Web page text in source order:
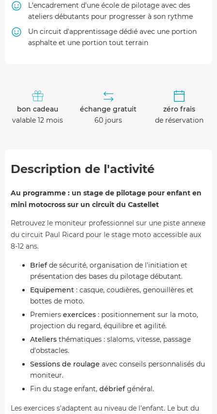
L'encadrement d'une école de pilotage avec des
ateliers débutants pour progresser à son rythme
Un circuit d'apprentissage dédié avec une portion
asphalte et une portion tout terrain
bon cadeau
valable 12 mois
échange gratuit
60 jours
zéro frais
de réservation
Description de l'activité
Au programme : un stage de pilotage pour enfant en
mini motocross sur un circuit du Castellet
Retrouvez le moniteur professionnel sur une piste annexe
du circuit Paul Ricard pour le stage moto accessible aux
8-12 ans.
Briefde sécurité, organisation de l'initiation et
présentation des bases du pilotage débutant.
Equipement : casque, coudières, genouillères et
bottes de moto.
Premiers exercices : positionnement sur la moto,
projection du regard, équilibre et agilité.
Ateliers thématiques : slaloms, vitesse, passage
d'obstacles.
Sessions de roulage avec conseils personnalisés du
moniteur.
Fin du stage enfant, débriefgénéral.
Les exercices s'adaptent au niveau de l'enfant. Le but du